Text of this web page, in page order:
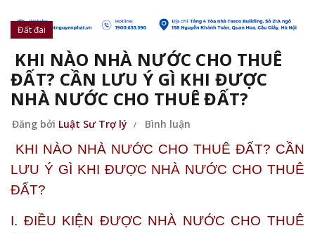
Đất đai
KHI NÀO NHÀ NƯỚC CHO THUÊ
ĐẤT? CẦN LƯU Ý GÌ KHI ĐƯỢC
NHÀ NƯỚC CHO THUÊ ĐẤT?
Đăng bởi Luật Sư Trợ lý Bình luận
KHI NÀO NHÀ NƯỚC CHO THUÊ ĐẤT? CẦN
LƯU Ý GÌ KHI ĐƯỢC NHÀ NƯỚC CHO THUÊ
ĐẤT?
I. ĐIỀU KIỆN ĐƯỢC NHÀ NƯỚC CHO THUÊ